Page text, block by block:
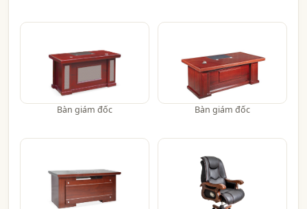
Bàn giám đốc Bàn giám đốc